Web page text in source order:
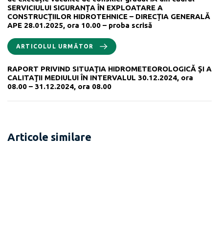
SERVICIULUI SIGURANȚA ÎN EXPLOATARE A
CONSTRUCȚIILOR HIDROTEHNICE – DIRECȚIA GENERALĂ
APE 28.01.2025, ora 10.00 – proba scrisă
ARTICOLUL URMĂTOR
RAPORT PRIVIND SITUAŢIA HIDROMETEOROLOGICĂ ŞI A
CALITAŢII MEDIULUI ÎN INTERVALUL 30.12.2024, ora
08.00 – 31.12.2024, ora 08.00
Articole similare